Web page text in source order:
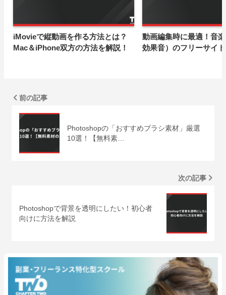
iMovieで縦動画を作る方法とは？
Mac＆iPhone双方の方法を解説！
動画編集時に最適！音
効果音）のフリーサイ
前の記事
Photoshopの「おすすめブラシ素材」厳選
10選！【無料素…
次の記事
Photoshopで背景を透明にしたい！初心者
向けに方法を解説